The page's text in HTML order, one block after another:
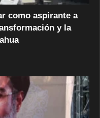
como aspirante a
y la